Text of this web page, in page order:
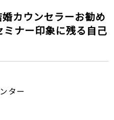
カウンセラーお勧め
ミナー印象に残る自己
ター